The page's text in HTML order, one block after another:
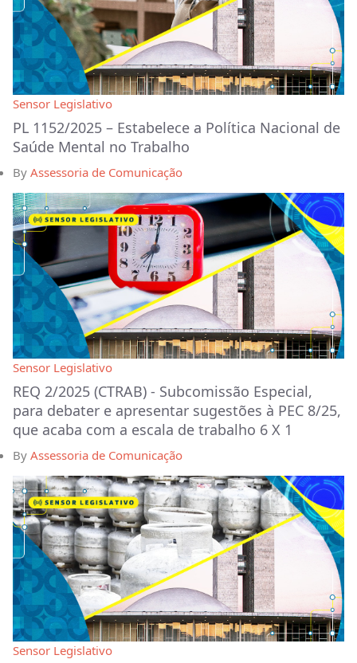
Sensor Legislativo
PL 1152/2025 – Estabelece a Política Nacional de
Saúde Mental no Trabalho
By Assessoria de Comunicação
Sensor Legislativo
REQ 2/2025 (CTRAB) - Subcomissão Especial,
para debater e apresentar sugestões à PEC 8/25,
que acaba com a escala de trabalho 6 X 1
By Assessoria de Comunicação
Sensor Legislativo